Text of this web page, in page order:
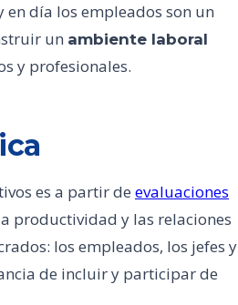
día los empleados son un
un ambiente laboral
y profesionales.
es a partir de evaluaciones
productividad y las relaciones
los empleados, los jefes y
de incluir y participar de